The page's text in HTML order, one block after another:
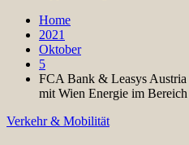
Home
2021
Oktober
5
FCA Bank & Leasys
mit Wien Energie im
Verkehr & Mobilität